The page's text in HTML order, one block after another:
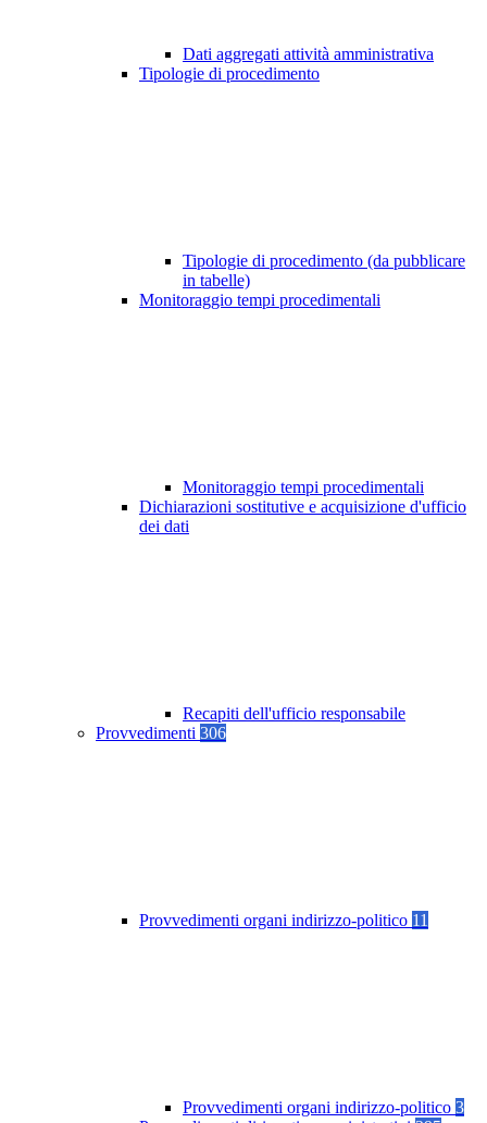
Dati aggregati attività amministrativa
Tipologie di procedimento
Tipologie di procedimento (da pubblicare
in tabelle)
Monitoraggio tempi procedimentali
Monitoraggio tempi procedimentali
Dichiarazioni sostitutive e acquisizione d'ufficio
dei dati
Recapiti dell'ufficio responsabile
Provvedimenti 306
Provvedimenti organi indirizzo-politico 11
Provvedimenti organi indirizzo-politico 3